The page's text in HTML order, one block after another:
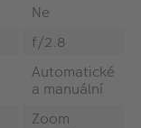
Ne
f/2.8
Automatické
a manuální
Zoom